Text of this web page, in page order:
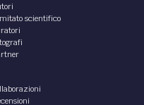
scientifico